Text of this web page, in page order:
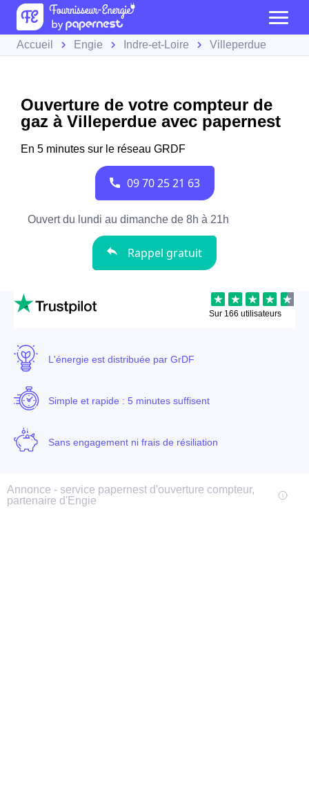
Accueil Engie Indre-et-Loire Villeperdue